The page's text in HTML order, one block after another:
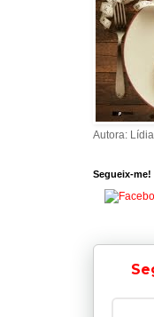
Autora:
Segueix-me!